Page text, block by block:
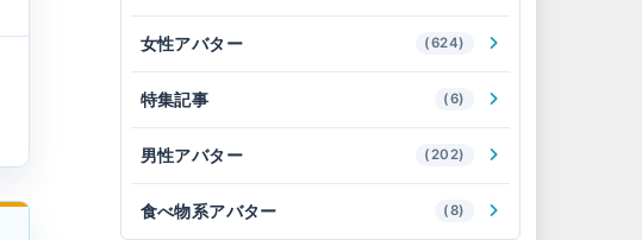
女性アバター (624)
特集記事 (6)
男性アバター (202)
食べ物系アバター (8)